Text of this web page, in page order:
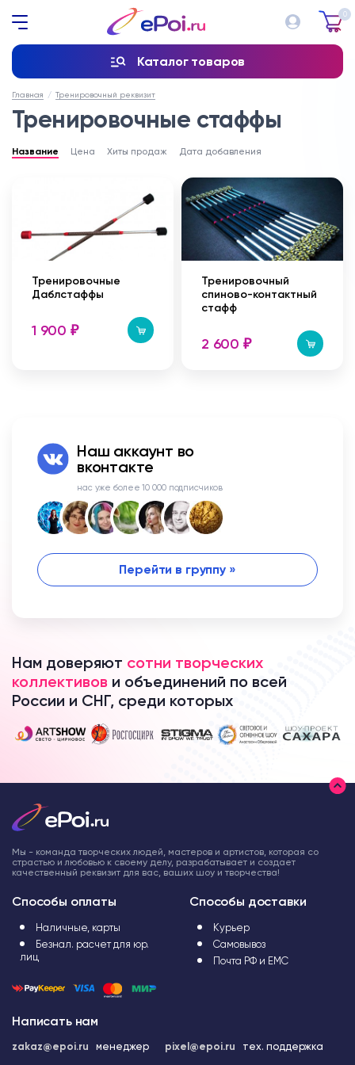
0
Каталог товаров
Наш аккаунт во
вконтакте
нас уже более 10 000 подписчиков
Перейти в группу »
Главная Тренировочный реквизит
Тренировочные стаффы
Название Цена Хиты продаж Дата добавления
Тренировочные
Даблстаффы
1 900 ₽
Тренировочный
спиново-контактный
стафф
2 600 ₽
Нам доверяют сотни творческих
коллективов и объединений по всей
России и СНГ, среди которых
Мы - команда творческих людей, мастеров и артистов, которая со
страстью и любовью к своему делу, разрабатывает и создает
качественный реквизит для вас, ваших шоу и творчества!
Способы оплаты
Наличные, карты
Безнал. расчет для юр.
лиц
Способы доставки
Курьер
Самовывоз
Почта РФ и ЕМС
Написать нам
zakaz@epoi.ru менеджер pixel@epoi.ru тех. поддержка